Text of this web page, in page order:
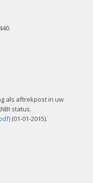
als aftrekpost in uw
status.
(01-01-2015).